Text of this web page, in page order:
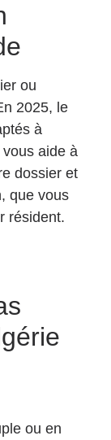
ou
2025, le
à
aide à
dossier et
que vous
résident.
ou en